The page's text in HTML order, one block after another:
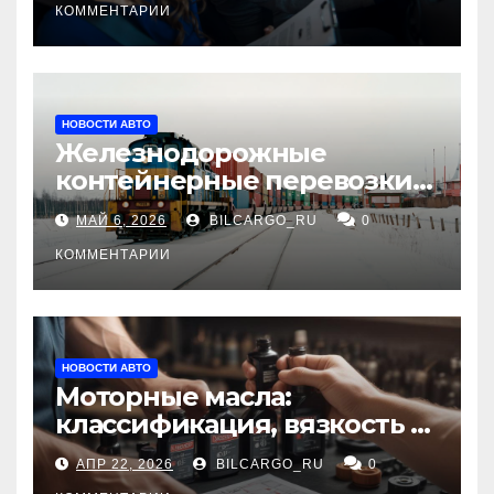
КОММЕНТАРИИ
НОВОСТИ АВТО
Железнодорожные
контейнерные перевозки
из Китая в Россию:
маршруты, сроки и
требования
МАЙ 6, 2026 BILCARGO_RU 0
КОММЕНТАРИИ
НОВОСТИ АВТО
Моторные масла:
классификация, вязкость и
рекомендации по выбору
для различных типов
АПР 22, 2026 BILCARGO_RU 0